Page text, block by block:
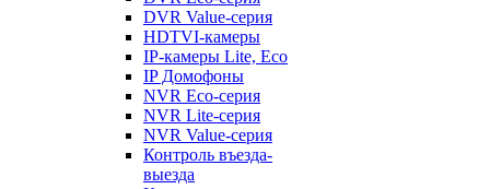
DVR Value-серия
HDTVI-камеры
IP-камеры Lite, Eco
IP Домофоны
NVR Eco-серия
NVR Lite-серия
NVR Value-серия
Контроль въезда-
выезда